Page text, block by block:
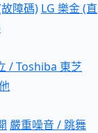
障碼) LG 樂金 (直
/ Toshiba 東芝
嚴重噪音 / 跳舞